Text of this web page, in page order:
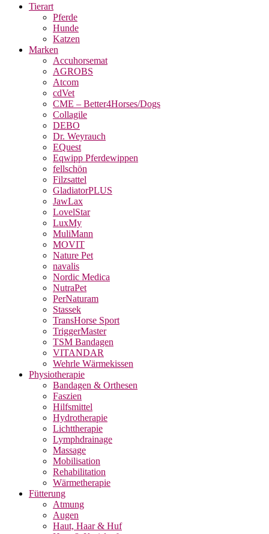
Tierart
Pferde
Hunde
Katzen
Marken
Accuhorsemat
AGROBS
Atcom
cdVet
CME – Better4Horses/Dogs
Collagile
DEBO
Dr. Weyrauch
EQuest
Eqwipp Pferdewippen
fellschön
Filzsattel
GladiatorPLUS
JawLax
LovelStar
LuxMy
MuliMann
MOVIT
Nature Pet
navalis
Nordic Medica
NutraPet
PerNaturam
Stassek
TransHorse Sport
TriggerMaster
TSM Bandagen
VITANDAR
Wehrle Wärmekissen
Physiotherapie
Bandagen & Orthesen
Faszien
Hilfsmittel
Hydrotherapie
Lichttherapie
Lymphdrainage
Massage
Mobilisation
Rehabilitation
Wärmetherapie
Fütterung
Atmung
Augen
Haut, Haar & Huf